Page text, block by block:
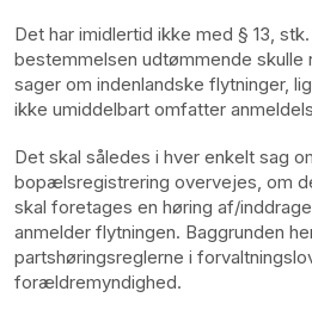
Det har imidlertid ikke med § 13,
bestemmelsen udtømmende skulle
sager om indenlandske flytninger,
ikke umiddelbart omfatter
Det skal således i hver enkelt sag
bopælsregistrering overvejes, om
skal foretages en høring af/
anmelder flytningen. Baggrunden
partshøringsreglerne i
forældremyndighed.